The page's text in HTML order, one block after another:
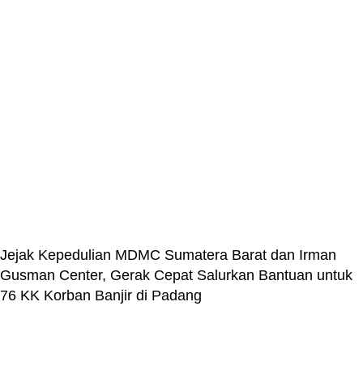
Jejak Kepedulian MDMC Sumatera Barat dan Irman
Gusman Center, Gerak Cepat Salurkan Bantuan untuk
76 KK Korban Banjir di Padang